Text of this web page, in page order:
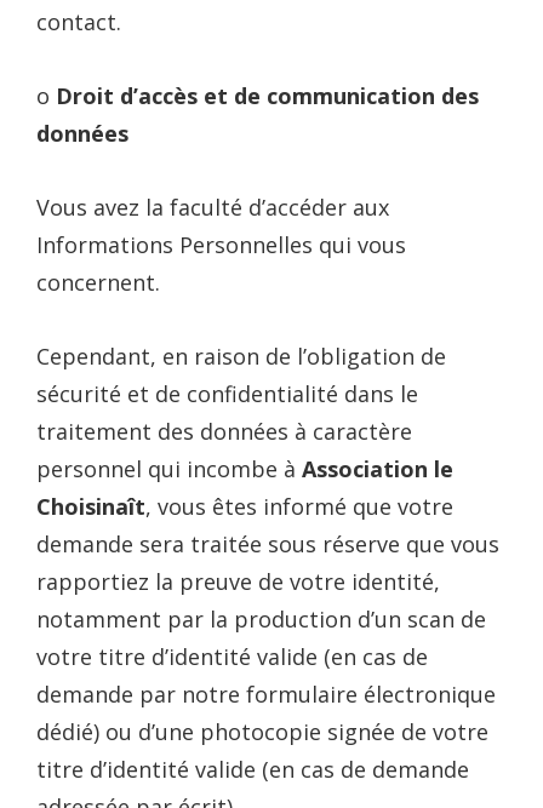
contact.
o Droit d’accès et de communication des
données
Vous avez la faculté d’accéder aux
Informations Personnelles qui vous
concernent.
Cependant, en raison de l’obligation de
sécurité et de confidentialité dans le
traitement des données à caractère
personnel qui incombe à Association le
Choisinaît, vous êtes informé que votre
demande sera traitée sous réserve que vous
rapportiez la preuve de votre identité,
notamment par la production d’un scan de
votre titre d’identité valide (en cas de
demande par notre formulaire électronique
dédié) ou d’une photocopie signée de votre
titre d’identité valide (en cas de demande